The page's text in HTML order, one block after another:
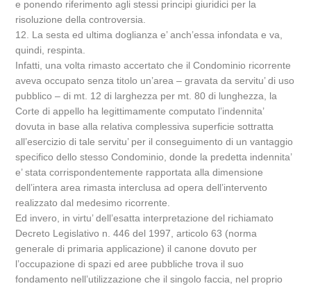
e ponendo riferimento agli stessi principi giuridici per la
risoluzione della controversia.
12. La sesta ed ultima doglianza e’ anch’essa infondata e va,
quindi, respinta.
Infatti, una volta rimasto accertato che il Condominio ricorrente
aveva occupato senza titolo un’area – gravata da servitu’ di uso
pubblico – di mt. 12 di larghezza per mt. 80 di lunghezza, la
Corte di appello ha legittimamente computato l’indennita’
dovuta in base alla relativa complessiva superficie sottratta
all’esercizio di tale servitu’ per il conseguimento di un vantaggio
specifico dello stesso Condominio, donde la predetta indennita’
e’ stata corrispondentemente rapportata alla dimensione
dell’intera area rimasta interclusa ad opera dell’intervento
realizzato dal medesimo ricorrente.
Ed invero, in virtu’ dell’esatta interpretazione del richiamato
Decreto Legislativo n. 446 del 1997, articolo 63 (norma
generale di primaria applicazione) il canone dovuto per
l’occupazione di spazi ed aree pubbliche trova il suo
fondamento nell’utilizzazione che il singolo faccia, nel proprio